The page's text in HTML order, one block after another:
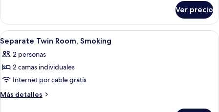
no
fumadores
doble
superior,
para
fumadores
Ver precio
Abrir
todas
las
fotos
de
Separate
Habitación de hotel con dos camas,
14
Separate Twin Room, Smoking
2 personas
2 camas individuales
Internet por cable gratis
Más detalles
Más